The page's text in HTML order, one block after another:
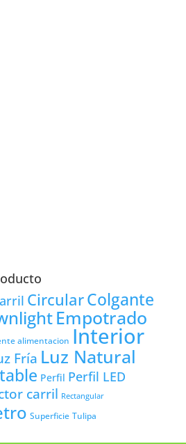
CircularColgante
Empotrado
alimentacion Interior
Fría Luz Natural
Perfil Perfil LED
carril Rectangular
Superficie Tulipa